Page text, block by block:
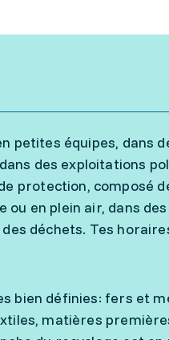
petites équipes, dans
des exploitations
protection, composé
en plein air, dans
déchets. Tes
bien définies: fers et
matières